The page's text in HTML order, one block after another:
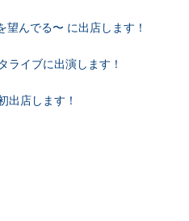
望んでる〜 に出店します！
ライブに出演します！
出店します！